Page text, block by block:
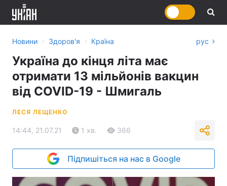
Новини › Здоров'я › Країна рус
Україна до кінця літа має
отримати 13 мільйонів вакцин
від COVID-19 - Шмигаль
ЛЕСЯ ЛЕЩЕНКО
14:44, 21.07.21 1 хв. 366
Підпишіться на нас в Google